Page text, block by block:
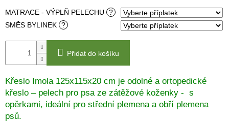
DRUHÁ
ŠANCE
-
JAKOST
PSÍ
CHYTRÁ
ZNÁMKA
MŮJDOG
MATRACE - VÝPLŇ PELECHU
?
SMĚS BYLINEK ?
Přidat do košíku
Křeslo Imola 125x115x20 cm je odolné a ortopedické
křeslo – pelech pro psa ze zátěžové koženky - s
opěrkami, ideální pro střední plemena a obří plemena
psů.